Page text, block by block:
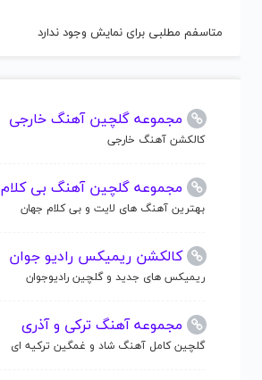
متاسفم مطلبی برای نمایش وجود ندارد
مجموعه گلچین آهنگ خارجی
کالکشن آهنگ خارجی
مجموعه گلچین آهنگ بی کلام
بهترین آهنگ های لایت و بی کلام جهان
کالکشن ریمیکس رادیو جوان
ریمیکس های جدید و گلچین رادیوجوان
مجموعه آهنگ ترکی و آذری
گلچین کامل آهنگ شاد و غمگین ترکیه ای